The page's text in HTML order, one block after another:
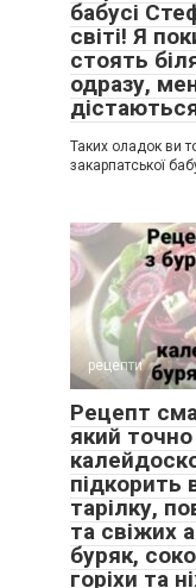
бабусі
світі! Я
стоять
одразу,
Таких оладок ви
закарпатської
рецепти
Рецепт
який
підкорить
тарілку,
та свіжих
буряк,
горіхи та